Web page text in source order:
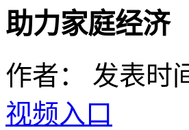
助力家庭经济
作者：
发表时
视频入口